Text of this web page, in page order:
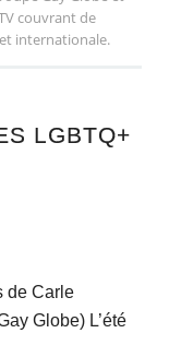
couvrant de
internationale.
LGBTQ+
de Carle
Globe) L’été